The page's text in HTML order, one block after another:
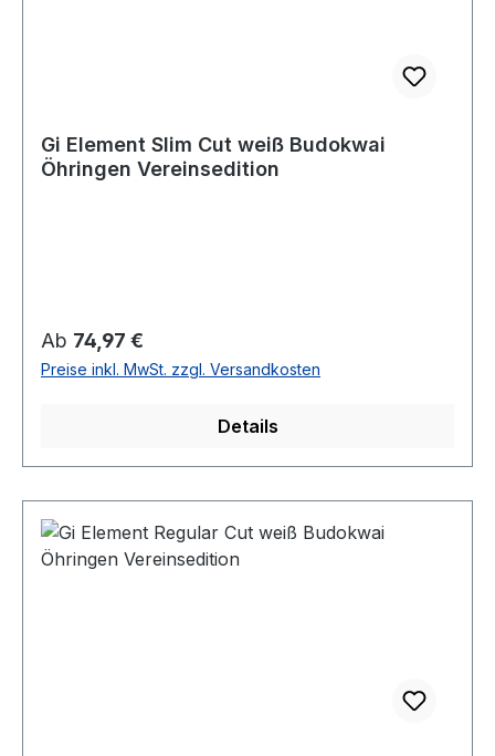
Gi Element Slim Cut weiß Budokwai
Öhringen Vereinsedition
Regulärer Preis:
Ab 74,97 €
Preise inkl. MwSt. zzgl. Versandkosten
Details